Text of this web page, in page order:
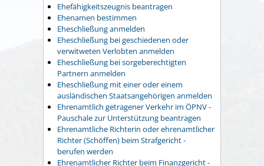
Ehefähigkeitszeugnis beantragen
Ehenamen bestimmen
Eheschließung anmelden
Eheschließung bei geschiedenen oder
verwitweten Verlobten anmelden
Eheschließung bei sorgeberechtigten
Partnern anmelden
Eheschließung mit einer oder einem
ausländischen Staatsangehörigen anmelden
Ehrenamtlich getragener Verkehr im ÖPNV -
Pauschale zur Unterstützung beantragen
Ehrenamtliche Richterin oder ehrenamtlicher
Richter (Schöffen) beim Strafgericht -
berufen werden
Ehrenamtlicher Richter beim Finanzgericht -